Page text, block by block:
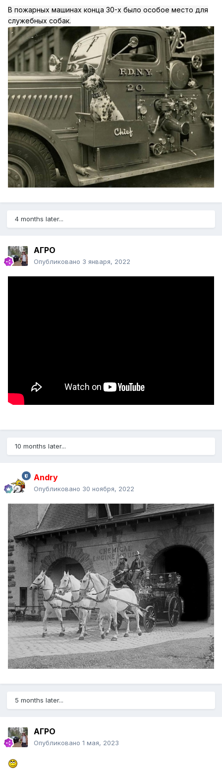
В пожарных машинах конца 30-х было особое место для
служебных собак.
4 months later...
АГРО
Опубликовано 3 января, 2022
10 months later...
Andry
Опубликовано 30 ноября, 2022
5 months later...
АГРО
Опубликовано 1 мая, 2023